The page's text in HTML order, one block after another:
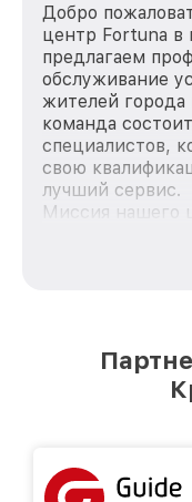
Добро
центр Fortuna в
предлагаем
обслуживание
жителей
команда
специалистов,
свою
лучший сервис.
Миссия нашего
качественный
каждого
лучшим
Краснодаре,